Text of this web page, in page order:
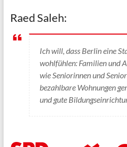
Raed Saleh:
Ich will, dass Berlin eine
wohlfühlen: Familien und
wie Seniorinnen und
bezahlbare Wohnungen
und gute